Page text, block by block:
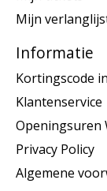
Mijn
Informatie
Kortingscode
Klantenservice
Openingsuren
Privacy Policy
Algemene